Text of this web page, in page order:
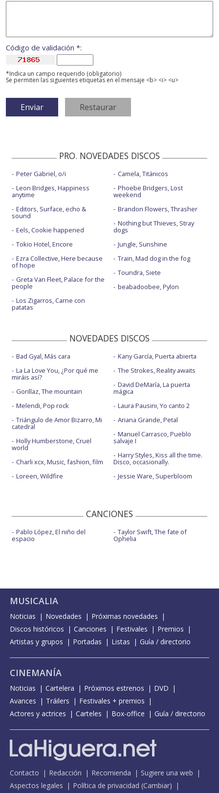
Código de validación *:
*Indica un campo requerido (obligatorio)
Se permiten las siguientes etiquetas en el mensaje <b> <i> <u>
PRO. NOVEDADES DISCOS
Peter Gabriel, o/i
Leon Bridges, Happiness
anytime
Editors, Surface, echo &
sound
Eels, Cookie happened
Tokio Hotel, Encore
Ezra Collective, Here because
of hope
Greta Van Fleet, Palace for the
people
Los Zigarros, Carne con
patatas
Camela, Titánicos
Phoebe Bridgers, Lost
weekend
Brandon Flowers, Thrasher
Nothing but Thieves, Stray
dogs
Jungle, Sunshine
Train, Mad dog in the fog
Toundra, Siete
beabadoobee, Pylon
NOVEDADES DISCOS
Bad Gyal, Más cara
La La Love You, ¿Por qué me
miráis así?
Gorillaz, The mountain
Melendi, Pop rock
Triángulo de Amor Bizarro, Mi
catedral
Holly Humberstone, Cruel
world
Charli xcx, Music, fashion, film
Loreen, Wildfire
Kany García, Puerta abierta
The Strokes, Reality awaits
David DeMaría, La puerta
mágica
Laura Pausini, Yo canto 2
Ariana Grande, Petal
Manuel Carrasco, Pueblo
salvaje I
Harry Styles, Kiss all the time.
Disco, occasionally.
Jessie Ware, Superbloom
CANCIONES
Pablo López, El niño del
espacio
Taylor Swift, The fate of
Ophelia
MUSICALIA
Noticias Novedades
Próximas novedades
Discos históricos
Canciones Festivales
Premios
Artistas y grupos
Portadas Listas Guía / directorio
CINEMANÍA
Noticias Cartelera Próximos estrenos
DVD
Avances
Tráilers
Festivales + premios
Actores y actrices
Carteles Box-office Guía / directorio
Contacto Redacción Recomienda
Sugiere una web
Aspectos legales
Política de privacidad (Cambiar)